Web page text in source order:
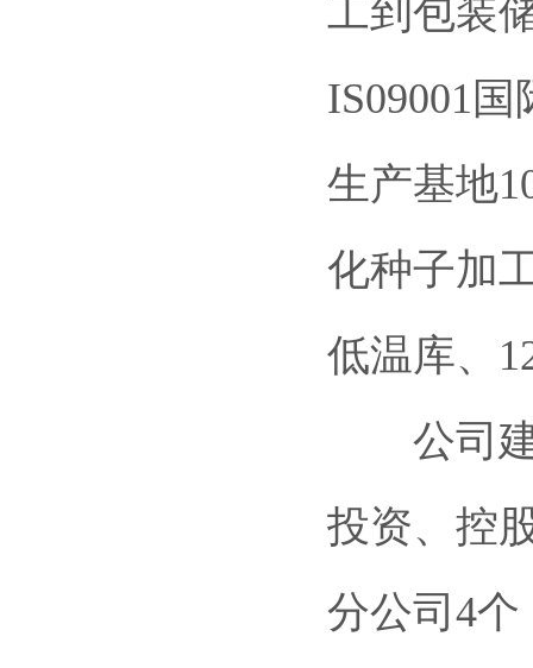
工到包装
IS09001
生产基地
化种子加
低温库、
公司建
投资、控
分公司4